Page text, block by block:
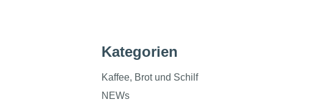
Kategorien
Kaffee, Brot und Schilf
NEWs